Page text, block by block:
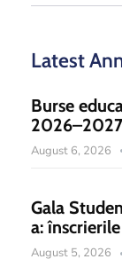
Latest
Burse
2026–2027
August 6, 2026
Gala
a:
August 5, 2026